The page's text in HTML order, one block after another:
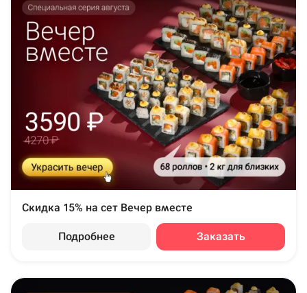
Скидка 15% на сет Вечер вместе
Подробнее Заказать